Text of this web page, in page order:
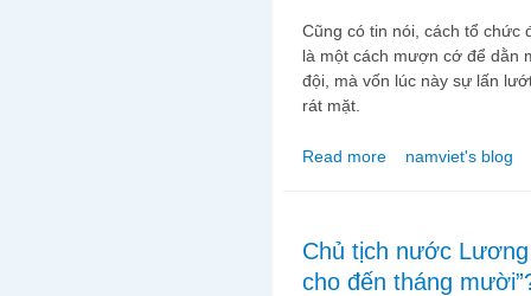
Cũng có tin nói, cách tổ chức
là một cách mượn cớ để dằn
đội, mà vốn lúc này sự lấn
rát mặt.
Read more about Càng đấu tố,
namviet's blog
Chủ tịch nước
cho đến tháng